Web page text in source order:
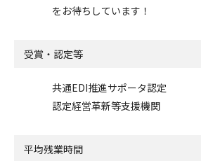
をお待ちしています！
受賞・認定等
共通EDI推進サポータ認定
認定経営革新等支援機関
平均残業時間